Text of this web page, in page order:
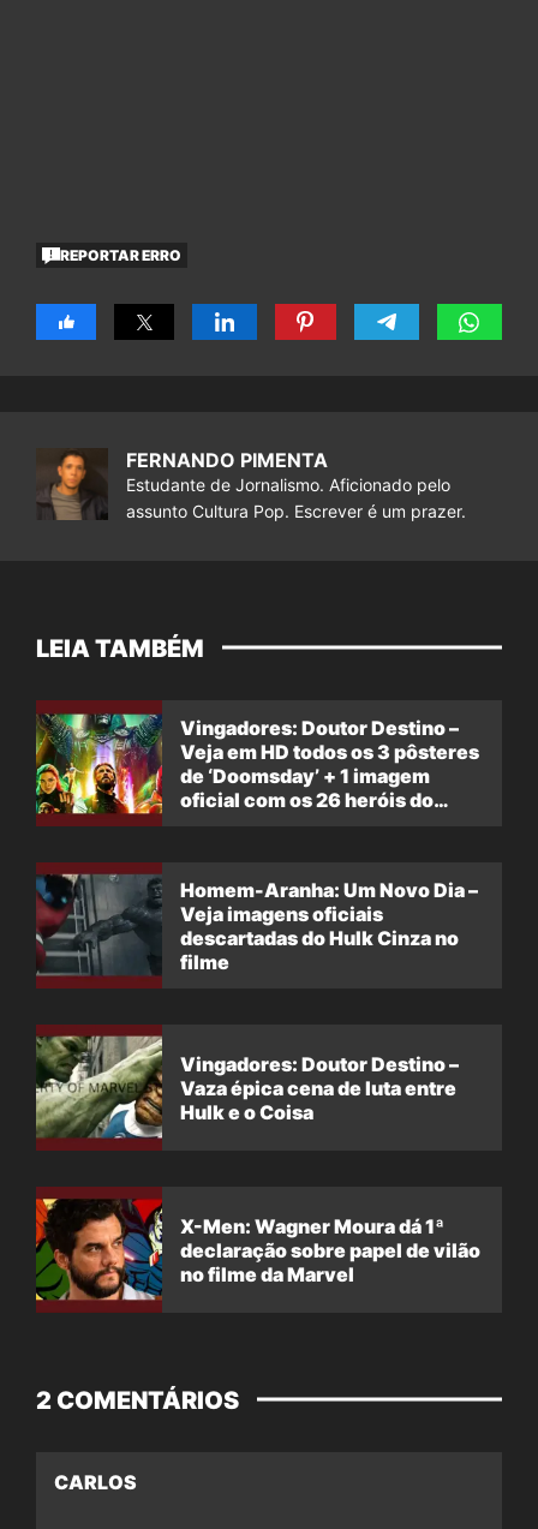
REPORTAR ERRO
FERNANDO PIMENTA
Estudante de Jornalismo. Aficionado pelo
assunto Cultura Pop. Escrever é um prazer.
LEIA TAMBÉM
Vingadores: Doutor Destino –
Veja em HD todos os 3 pôsteres
de ‘Doomsday’ + 1 imagem
oficial com os 26 heróis do
Homem-Aranha: Um Novo Dia –
Veja imagens oficiais
descartadas do Hulk Cinza no
filme
Vingadores: Doutor Destino –
Vaza épica cena de luta entre
Hulk e o Coisa
X-Men: Wagner Moura dá 1ª
declaração sobre papel de vilão
no filme da Marvel
2 COMENTÁRIOS
CARLOS